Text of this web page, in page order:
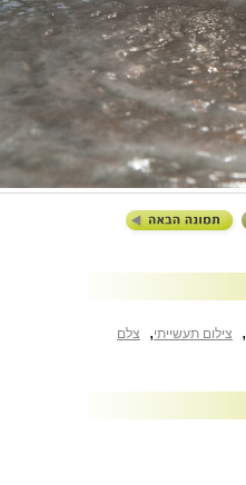
, צילום תעשייתי,
צלם